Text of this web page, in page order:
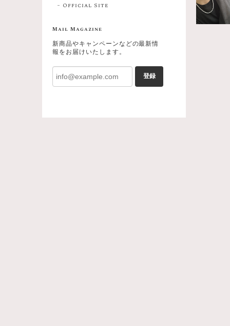
Official Site
Mail Magazine
新商品やキャンペーンなどの最新情
報をお届けいたします。
登録